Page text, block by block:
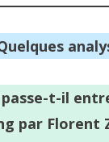
t-il
par Florent